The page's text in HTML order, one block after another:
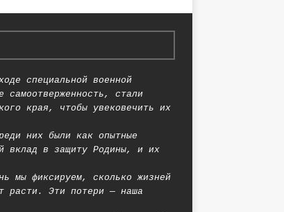
специальной военной
стали
края, чтобы увековечить их
них были как опытные
вклад в защиту Родины, и их
мы фиксируем, сколько жизней
расти. Эти потери — наша